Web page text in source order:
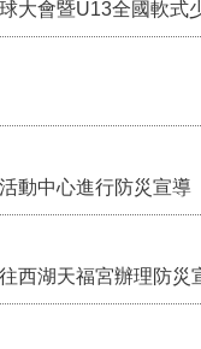
大會暨U13全國軟式
動中心進行防災宣導
西湖天福宮辦理防災